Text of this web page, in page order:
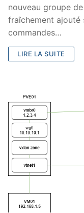
nouveau groupe
fraîchement ajouté
commandes…
LIRE LA SUITE